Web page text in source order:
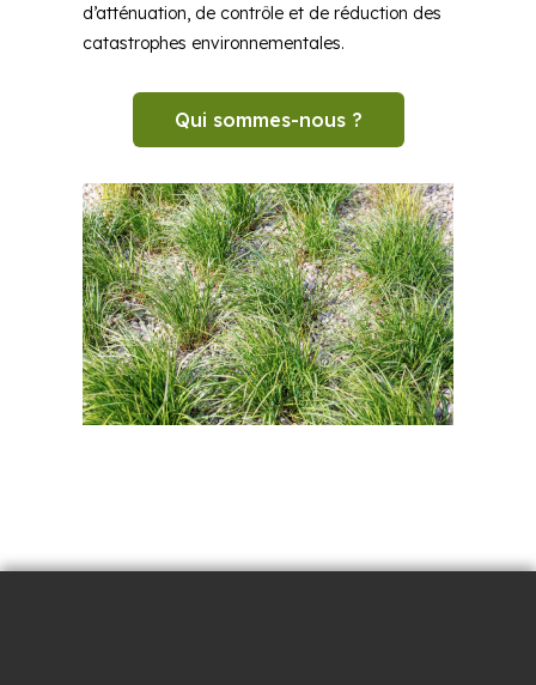
d’atténuation, de contrôle et de réduction des
catastrophes environnementales.
Qui sommes-nous ?